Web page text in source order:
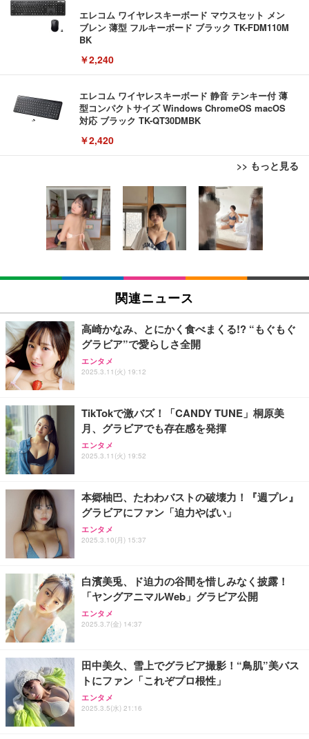
エレコム ワイヤレスキーボード マウスセット メン
ブレン 薄型 フルキーボード ブラック TK-FDM110M
BK
￥2,240
エレコム ワイヤレスキーボード 静音 テンキー付 薄
型コンパクトサイズ Windows ChromeOS macOS
対応 ブラック TK-QT30DMBK
￥2,420
>> もっと見る
【整備済み品】ノートパソコン 富士通 LIEFBOOK
U9311X/F 13.3型 第11世代 Core i5-1145G7/Window
s11 Pro/MS Office 2021搭載/Webカメラ/Wifi・Blue
tooth・HDMI・Type-C/360度回転対応/有線静音マウ
ス付属/180日保証(タッチスクリーン/メモリ16GB,S
￥44,948
【整備済み品】中古 ノートパソコン 富士通 A5511/
Office 2021 Pro 付属/Webカメラ/DVD/豊富な接続端
子 (HDMI, VGA, USB 3.0)/ 有線静音マウス付属/ 180
日保証（メモリ 8GB,SSD256GB）
￥36,880
15.6型/ 第11世代 Core i3-1125G4// Win11 Pro/MS
Office 2021 Pro 付属/Webカメラ/DVD/豊富な接続端
【整備済み品】ノートパソコン 富士通 LIEFBOOK
U9311X/F 13.3型 第11世代 Core i5-1145G7/Window
s11 Pro/MS Office 2021搭載/Webカメラ/Wifi・Blue
D256GB)
VETESAノートパソコン Corei7 15.6インチ IPS液
晶/1920×1080FHD Office2024搭載 Win11 Pro ノー
トPC 16GB メモリ SSD 256GB WEBカメラ付き 軽
習用 ピンク
エレコム 充電器 Type-C USB-C 20W USB PD対応
ケーブル一体型 1.5m PSE認証品 GaN採用 折りたた
み式プラグ しろちゃん 【 iPhone16 15 等対応】 E
C-AC6920WF
￥1,090
モバイルバッテリー 大容量 30000mAh 【22.5W/20
ッテリー 5台同時充電 Type-C出力 スマホ 充電器 LC
D残量表示 LEDライト付き ストラップ付き 持ち運び
携帯充電器 停電対策 アウトドア/旅行/出張/防災/緊
急用 iOS/Android各種他対応 機内持込可 (高級白い)
￥2,469
ポート PSE認証品 GaN採用 折りたたみ式プラグ ホ
ワイト 【 iPhone16 15 等対応】 EC-AC6820WH
エレコム 充電器 40W 2ポート Type-C USB PD対応
PPS対応 GaN II採用 折りたたみ式プラグ ホワイト
EC-AC10640WH
エレコム 65W 充電器 Type-C コンセント 急速 PD対
応 スイング式プラグ採用 PSE技術基準適合 ブラッ
ク EC-AC12465BK
エレコム モニターアーム シングルアーム 17~32イン
チ対応 耐荷重:9kg ガス式 VESA規格対応 ブラック
DPA-SS02BK
￥3,770
エレコム モニターアーム ワイドモニター対応 17~49
ケット付属 関節5軸 DPA-SS11BK
￥8,260
グル ロング 17~32インチ対応 耐荷重9kg VESA規格
対応 ブラック DPAWSN01BK
エレコム VESAマウントアダプターブラケット モニ
ター用 VESA規格対応 DPAＷQB01BK
エレコム モニターアーム 17~49インチ対応 耐荷重2
0kg ガススプリング式 VESA ロングアーム ワイドモ
ニター対応 ブラック DPA-SL07BK
関連ニュース
高崎かなみ、とにかく食べまくる!? “もぐもぐ
グラビア”で愛らしさ全開
エンタメ
2025.3.11(火) 19:12
TikTokで激バズ！「CANDY TUNE」桐原美
月、グラビアでも存在感を発揮
エンタメ
2025.3.11(火) 19:52
本郷柚巴、たわわバストの破壊力！『週プレ』
グラビアにファン「迫力やばい」
エンタメ
2025.3.10(月) 15:37
白濱美兎、ド迫力の谷間を惜しみなく披露！
「ヤングアニマルWeb」グラビア公開
エンタメ
2025.3.7(金) 14:37
田中美久、雪上でグラビア撮影！“鳥肌”美バス
トにファン「これぞプロ根性」
エンタメ
2025.3.5(水) 21:16